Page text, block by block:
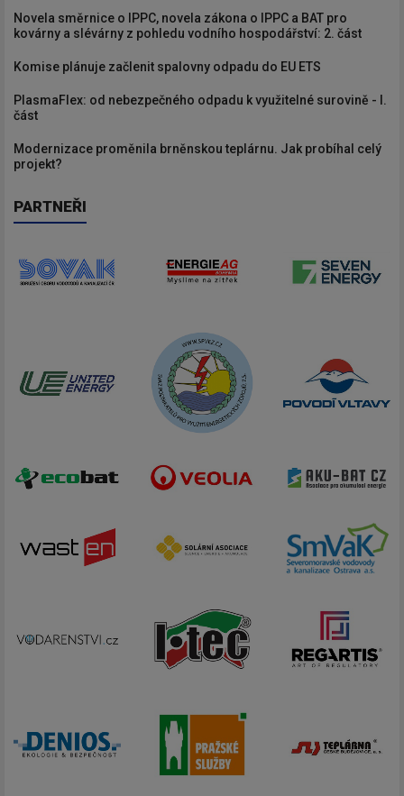
Novela směrnice o IPPC, novela zákona o IPPC a BAT pro
kovárny a slévárny z pohledu vodního hospodářství: 2. část
Komise plánuje začlenit spalovny odpadu do EU ETS
PlasmaFlex: od nebezpečného odpadu k využitelné surovině - I.
část
Modernizace proměnila brněnskou teplárnu. Jak probíhal celý
projekt?
PARTNEŘI